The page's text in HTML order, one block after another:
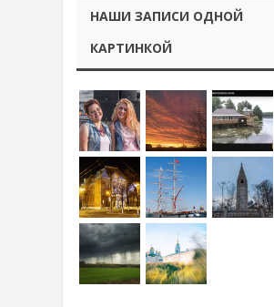
НАШИ ЗАПИСИ ОДНОЙ
КАРТИНКОЙ